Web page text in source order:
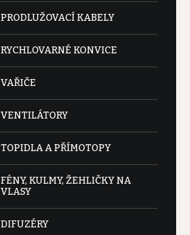
PRODLUŽOVACÍ KABELY
RYCHLOVARNÉ KONVICE
VAŘIČE
VENTILÁTORY
TOPIDLA A PŘÍMOTOPY
FÉNY, KULMY, ŽEHLIČKY NA
VLASY
DIFUZÉRY